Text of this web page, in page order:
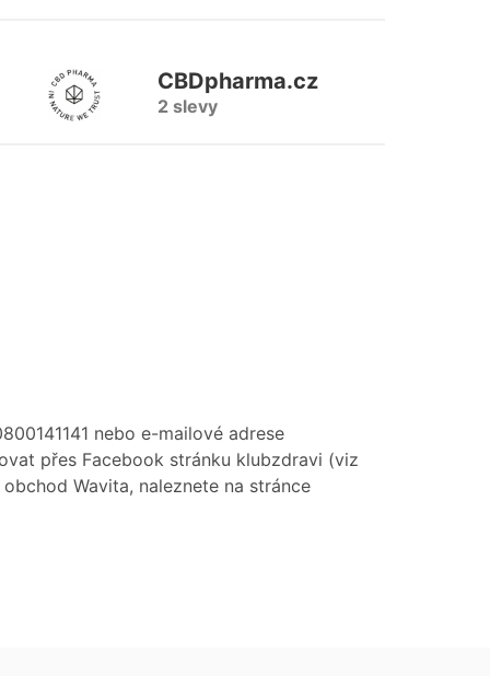
CBDpharma.cz
2 slevy
nebo e-mailové adrese
přes Facebook stránku klubzdravi (viz
Wavita, naleznete na stránce